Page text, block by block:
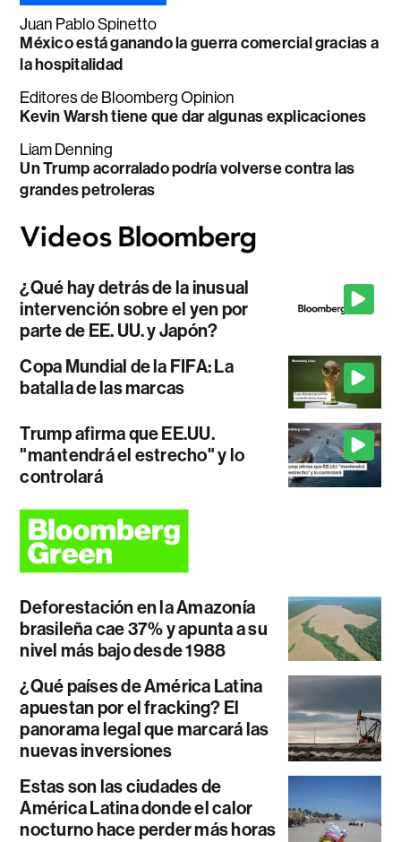
Juan Pablo Spinetto
México está ganando la guerra comercial gracias a
la hospitalidad
Editores de Bloomberg Opinion
Kevin Warsh tiene que dar algunas explicaciones
Liam Denning
Un Trump acorralado podría volverse contra las
grandes petroleras
¿Qué hay detrás de la inusual
intervención sobre el yen por
parte de EE. UU. y Japón?
Copa Mundial de la FIFA: La
batalla de las marcas
Trump afirma que EE.UU.
"mantendrá el estrecho" y lo
controlará
Deforestación en la Amazonía
brasileña cae 37% y apunta a su
nivel más bajo desde 1988
¿Qué países de América Latina
apuestan por el fracking? El
panorama legal que marcará las
nuevas inversiones
Estas son las ciudades de
América Latina donde el calor
nocturno hace perder más horas